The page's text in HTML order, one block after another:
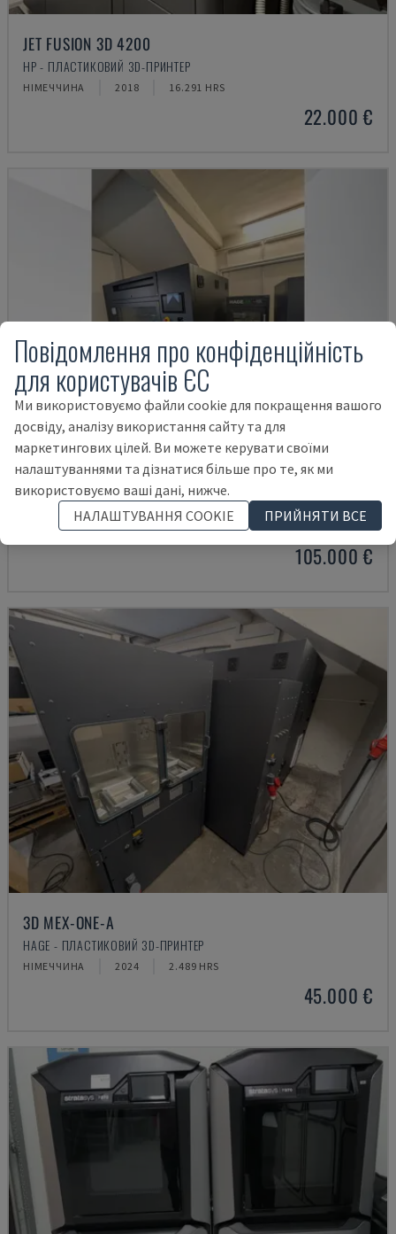
JET FUSION 3D 4200
HP - ПЛАСТИКОВИЙ 3D-ПРИНТЕР
НІМЕЧЧИНА 2018 16.291 HRS
22.000 €
3D PRECISION ONE
HAGE - ПЛАСТИКОВИЙ 3D-ПРИНТЕР
НІМЕЧЧИНА 2023 4.159 HRS
105.000 €
3D MEX-ONE-A
HAGE - ПЛАСТИКОВИЙ 3D-ПРИНТЕР
НІМЕЧЧИНА 2024 2.489 HRS
45.000 €
Повідомлення про конфіденційність
для користувачів ЄС
Ми використовуємо файли cookie для покращення вашого
досвіду, аналізу використання сайту та для
маркетингових цілей. Ви можете керувати своїми
налаштуваннями та дізнатися більше про те, як ми
використовуємо ваші дані, нижче.
НАЛАШТУВАННЯ COOKIE
ПРИЙНЯТИ ВСЕ